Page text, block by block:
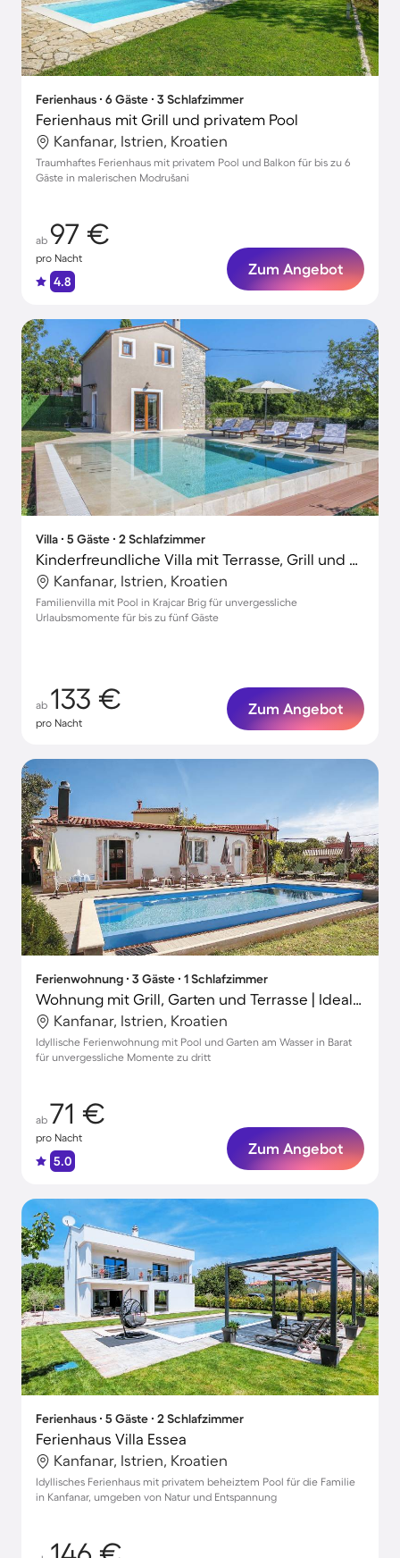
Ferienhaus ∙ 6 Gäste ∙ 3 Schlafzimmer
Ferienhaus mit Grill und privatem Pool
Kanfanar, Istrien, Kroatien
Traumhaftes Ferienhaus mit privatem Pool und Balkon für bis zu 6
Gäste in malerischen Modrušani
ab 97 €
pro Nacht
4.8
Zum Angebot
Villa ∙ 5 Gäste ∙ 2 Schlafzimmer
Kinderfreundliche Villa mit Terrasse, Grill und Pool | Poolblick
Kanfanar, Istrien, Kroatien
Familienvilla mit Pool in Krajcar Brig für unvergessliche
Urlaubsmomente für bis zu fünf Gäste
ab 133 €
pro Nacht
Zum Angebot
Ferienwohnung ∙ 3 Gäste ∙ 1 Schlafzimmer
Wohnung mit Grill, Garten und Terrasse | Ideal für Homeoffice
Kanfanar, Istrien, Kroatien
Idyllische Ferienwohnung mit Pool und Garten am Wasser in Barat
für unvergessliche Momente zu dritt
ab 71 €
pro Nacht
5.0
Zum Angebot
Ferienhaus ∙ 5 Gäste ∙ 2 Schlafzimmer
Ferienhaus Villa Essea
Kanfanar, Istrien, Kroatien
Idyllisches Ferienhaus mit privatem beheiztem Pool für die Familie
in Kanfanar, umgeben von Natur und Entspannung